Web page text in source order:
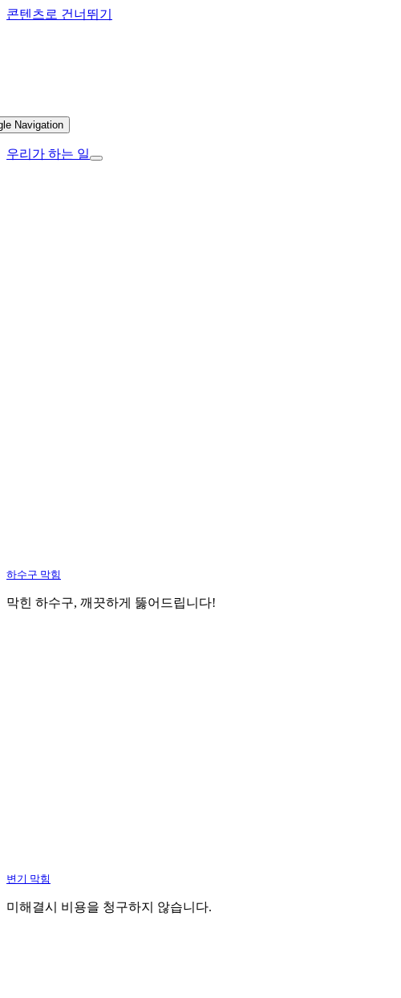
콘텐츠로 건너뛰기
Navigation
우리가 하는 일
하수구 막힘
막힌 하수구, 깨끗하게 뚫어드립니다!
변기 막힘
미해결시 비용을 청구하지 않습니다.